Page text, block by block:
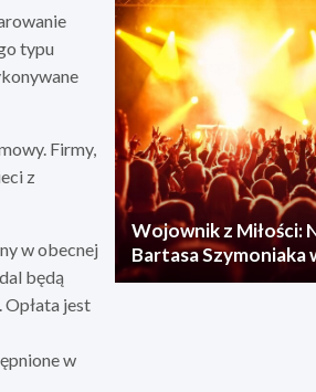
typu
Firmy,
z
w obecnej
będą
jest
w
Wojownik z Miłości:
Bartasa Szymoniaka